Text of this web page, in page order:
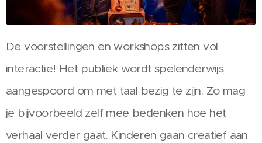
De voorstellingen en workshops zitten vol
interactie! Het publiek wordt spelenderwijs
aangespoord om met taal bezig te zijn. Zo mag
je bijvoorbeeld zelf mee bedenken hoe het
verhaal verder gaat. Kinderen gaan creatief aan